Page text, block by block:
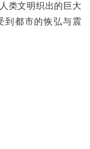
类文明织出的巨大
到都市的恢弘与震